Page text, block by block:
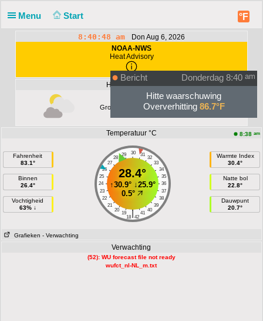
Menu Start °F
8:40:48 am
Don Aug 6, 2026
NOAA-NWS
Heat Advisory
Huidige Situatie
Grotendeels bewolkt
Temperatuur °C 8:38 am
Fahrenheit
83.1°
Binnen
26.4°
Vochtigheid
63% ↓
30
29 31
28
32
27
33
26
34
25
35
24
36
23
37
22
38
21
39
20
40
19 41
|
18 42
28.4°
↑30.9°↓25.9°
0.5°
Warmte Index
30.4°
Natte bol
22.8°
Dauwpunt
20.7°
Grafieken - Verwachting
Verwachting
(52): WU forecast file not ready
wufct_nl-NL_m.txt
Bericht Donderdag 8:40 am
Hitte waarschuwing
Oververhitting 86.7°F